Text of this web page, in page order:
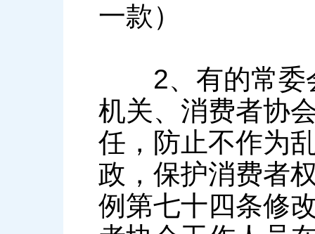
一款）
2、有的常委
机关、消费者协
任，防止不作为
政，保护消费者
例第七十四条修